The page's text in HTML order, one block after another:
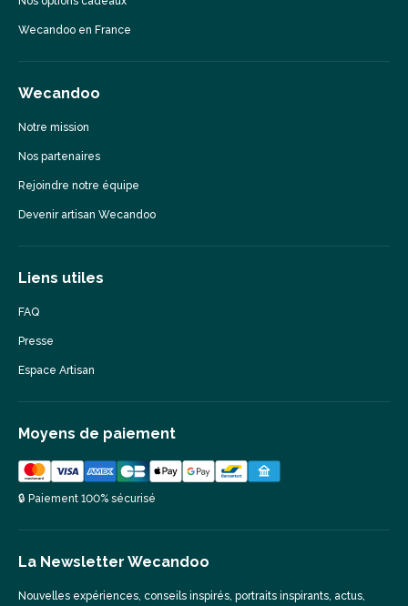
Wecandoo en France
Wecandoo
Notre mission
Nos partenaires
Rejoindre notre équipe
Devenir artisan Wecandoo
Liens utiles
FAQ
Presse
Espace Artisan
Moyens de paiement
🔒 Paiement 100% sécurisé
La Newsletter Wecandoo
Nouvelles expériences, conseils inspirés, portraits inspirants, actus,